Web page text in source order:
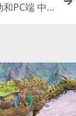
PC端 中